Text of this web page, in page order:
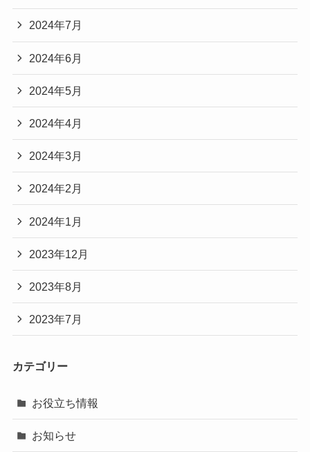
2024年7月
2024年6月
2024年5月
2024年4月
2024年3月
2024年2月
2024年1月
2023年12月
2023年8月
2023年7月
カテゴリー
お役立ち情報
お知らせ